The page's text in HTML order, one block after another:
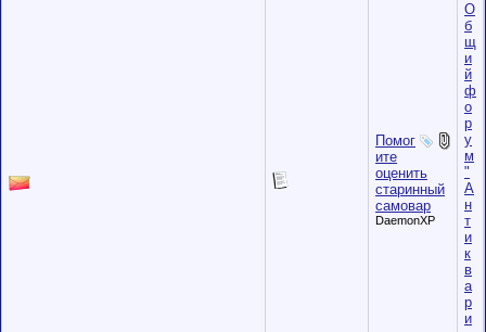
Помог
ите
оценить
старинный
самовар
DaemonXP
О
б
щ
и
й
ф
о
р
у
м
"
А
н
т
и
к
в
а
р
и